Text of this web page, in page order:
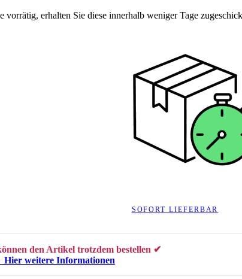
vorrätig, erhalten Sie diese innerhalb weniger Tage
SOFORT LIEFERBAR
den Artikel trotzdem bestellen ✔
Hier weitere Informationen